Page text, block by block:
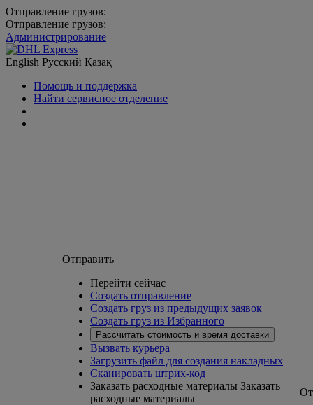
Отправление грузов:
Отправление грузов:
Администрирование
English Русский Қазақ
Помощь и поддержка
Найти сервисное отделение
Отправить
Перейти сейчас
Создать отправление
Создать груз из предыдущих заявок
Создать груз из Избранного
Рассчитать стоимость и время доставки
Вызвать курьера
Загрузить файл для создания накладных
Сканировать штрих-код
Заказать расходные материалы Заказать
расходные материалы